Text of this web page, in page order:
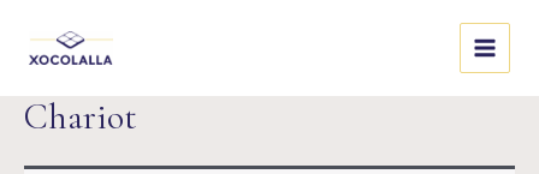
Chariot